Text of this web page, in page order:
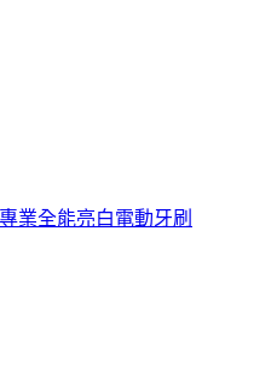
業全能亮白電動牙刷